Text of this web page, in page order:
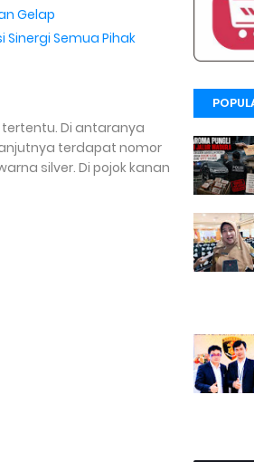
Gelap
Sinergi Semua Pihak
tertentu. Di antaranya
terdapat nomor
silver. Di pojok kanan